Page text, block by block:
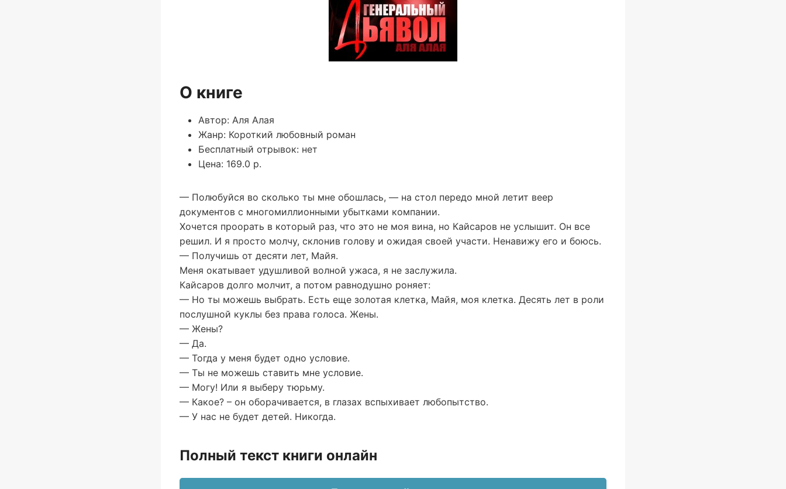
О книге
Автор: Аля Алая
Жанр: Короткий любовный роман
Бесплатный отрывок: нет
Цена: 169.0 р.
— Полюбуйся во сколько ты мне обошлась, — на стол передо мной летит веер
документов с многомиллионными убытками компании.
Хочется проорать в который раз, что это не моя вина, но Кайсаров не услышит. Он все
решил. И я просто молчу, склонив голову и ожидая своей участи. Ненавижу его и боюсь.
— Получишь от десяти лет, Майя.
Меня окатывает удушливой волной ужаса, я не заслужила.
Кайсаров долго молчит, а потом равнодушно роняет:
— Но ты можешь выбрать. Есть еще золотая клетка, Майя, моя клетка. Десять лет в роли
послушной куклы без права голоса. Жены.
— Жены?
— Да.
— Тогда у меня будет одно условие.
— Ты не можешь ставить мне условие.
— Могу! Или я выберу тюрьму.
— Какое? – он оборачивается, в глазах вспыхивает любопытство.
— У нас не будет детей. Никогда.
Полный текст книги онлайн